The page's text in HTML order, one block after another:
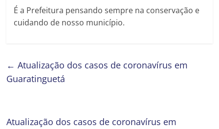
É a Prefeitura pensando sempre na conservação e
cuidando de nosso município.
← Atualização dos casos de coronavírus em
Guaratinguetá
Atualização dos casos de coronavírus em